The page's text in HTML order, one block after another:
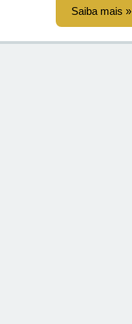
Saiba mais »